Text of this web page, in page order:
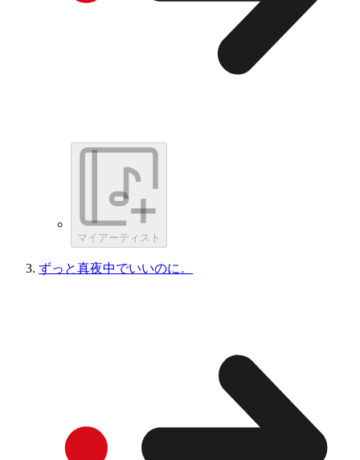
マイアーティスト
ずっと真夜中でいいのに。